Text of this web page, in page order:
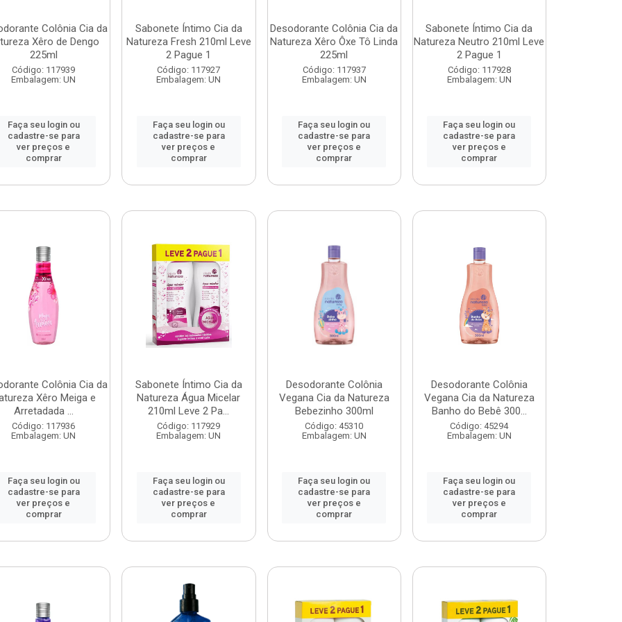
Colônia Cia da
Xêro de Dengo
225ml
Código: 117939
Embalagem: UN
Faça seu login ou
cadastre-se para
ver preços e
comprar
Sabonete Íntimo Cia da
Natureza Fresh 210ml Leve
2 Pague 1
Código: 117927
Embalagem: UN
Faça seu login ou
cadastre-se para
ver preços e
comprar
Desodorante Colônia Cia da
Natureza Xêro Ôxe Tô Linda
225ml
Código: 117937
Embalagem: UN
Faça seu login ou
cadastre-se para
ver preços e
comprar
Sabonete Íntimo Cia da
Natureza Neutro 210ml Leve
2 Pague 1
Código: 117928
Embalagem: UN
Faça seu login ou
cadastre-se para
ver preços e
comprar
Colônia Cia da
Xêro Meiga e
Arretadada ...
Código: 117936
Embalagem: UN
Faça seu login ou
cadastre-se para
ver preços e
comprar
Sabonete Íntimo Cia da
Natureza Água Micelar
210ml Leve 2 Pa...
Código: 117929
Embalagem: UN
Faça seu login ou
cadastre-se para
ver preços e
comprar
Desodorante Colônia
Vegana Cia da Natureza
Bebezinho 300ml
Código: 45310
Embalagem: UN
Faça seu login ou
cadastre-se para
ver preços e
comprar
Desodorante Colônia
Vegana Cia da Natureza
Banho do Bebê 300...
Código: 45294
Embalagem: UN
Faça seu login ou
cadastre-se para
ver preços e
comprar